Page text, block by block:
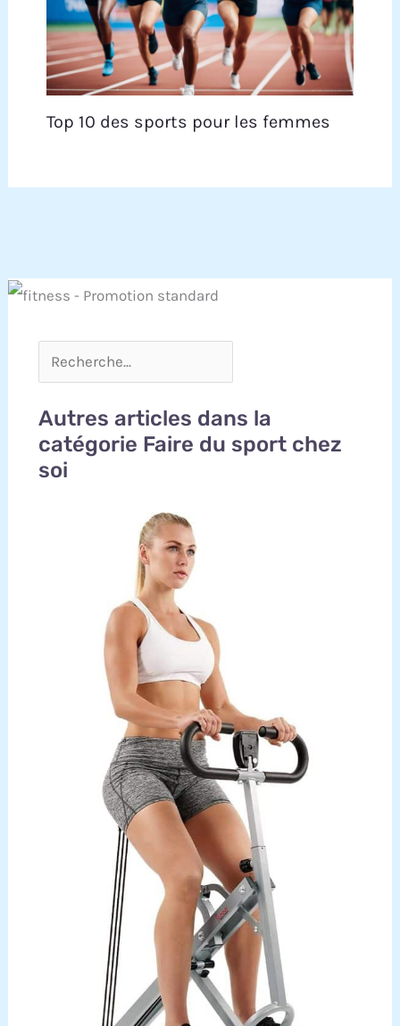
Top 10 des sports pour les femmes
Autres articles dans la
catégorie Faire du sport chez
soi